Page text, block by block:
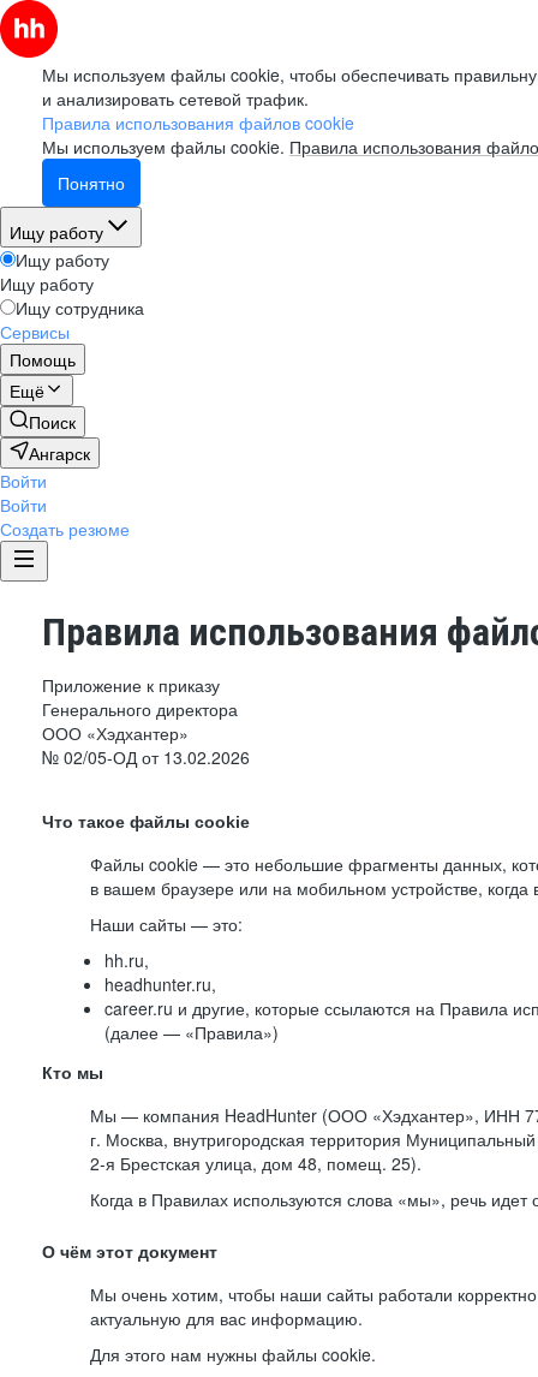
Мы используем файлы cookie, чтобы обеспечивать
и анализировать сетевой трафик.
Правила использования файлов cookie
Мы используем файлы cookie. Правила использования
Понятно
Ищу работу
Ищу работу
Ищу работу
Ищу сотрудника
Сервисы
Помощь
Ещё
Поиск
Ангарск
Войти
Войти
Создать резюме
Правила использования
Приложение к приказу
Генерального директора
ООО «Хэдхантер»
№ 02/05-ОД от 13.02.2026
Что такое файлы cookie
Файлы cookie — это небольшие фрагменты данных,
в вашем браузере или на мобильном устройстве,
Наши сайты — это:
hh.ru,
headhunter.ru,
career.ru и другие, которые ссылаются на Правила
(далее — «Правила»)
Кто мы
Мы — компания HeadHunter (ООО «Хэдхантер», ИНН
г. Москва, внутригородская территория Муниципальный
2-я Брестская улица, дом 48, помещ. 25).
Когда в Правилах используются слова «мы», речь
О чём этот документ
Мы очень хотим, чтобы наши сайты работали
актуальную для вас информацию.
Для этого нам нужны файлы cookie.